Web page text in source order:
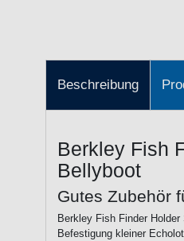
Beschreibung
Berkley Fish
Bellyboot
Gutes Zubehör
Berkley Fish Finder
Befestigung kleiner